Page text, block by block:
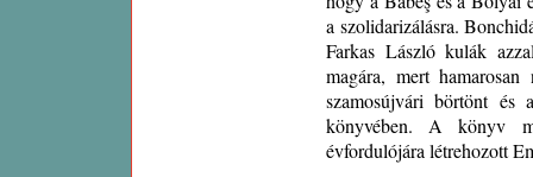
a szolidarizálásra.
Farkas László kulák
magára, mert
szamosújvári börtönt és
könyvében. A könyv
évfordulójára létrehozott